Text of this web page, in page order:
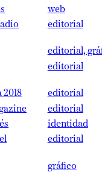
web
editorial
editorial,
editorial
editorial
editorial
identidad
editorial
gráfico